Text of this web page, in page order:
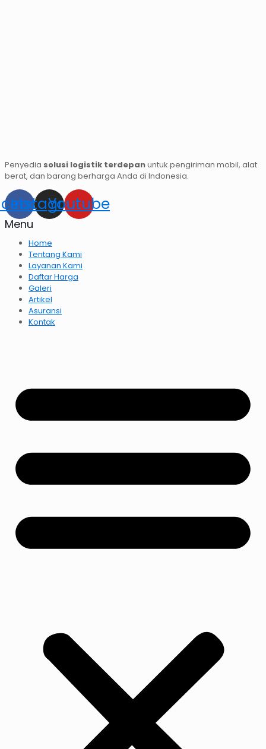
Penyedia solusi logistik terdepanuntuk pengiriman mobil, alat
berat, dan barang berharga Anda di Indonesia.
Instagram
Youtube
Menu
Home
Tentang Kami
Layanan Kami
Daftar Harga
Galeri
Artikel
Asuransi
Kontak